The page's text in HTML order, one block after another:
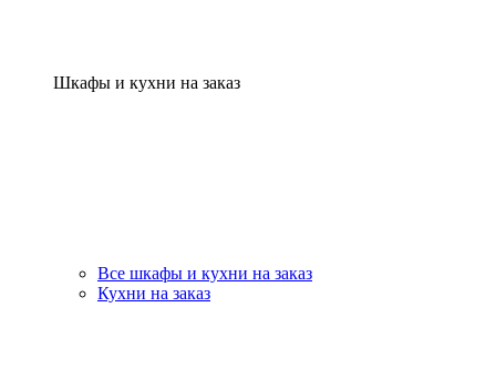
Шкафы и кухни на заказ
Все шкафы и кухни на заказ
Кухни на заказ